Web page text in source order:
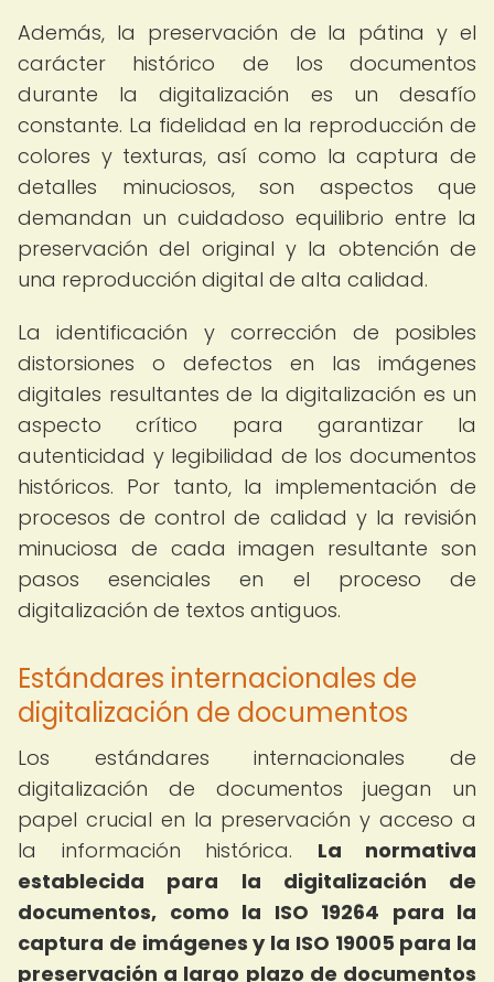
Además, la preservación de la pátina y el
carácter histórico de los documentos
durante la digitalización es un desafío
constante. La fidelidad en la reproducción de
colores y texturas, así como la captura de
detalles minuciosos, son aspectos que
demandan un cuidadoso equilibrio entre la
preservación del original y la obtención de
una reproducción digital de alta calidad.
La identificación y corrección de posibles
distorsiones o defectos en las imágenes
digitales resultantes de la digitalización es un
aspecto crítico para garantizar la
autenticidad y legibilidad de los documentos
históricos. Por tanto, la implementación de
procesos de control de calidad y la revisión
minuciosa de cada imagen resultante son
pasos esenciales en el proceso de
digitalización de textos antiguos.
Estándares internacionales de
digitalización de documentos
Los estándares internacionales de
digitalización de documentos juegan un
papel crucial en la preservación y acceso a
la información histórica. La normativa
establecida para la digitalización de
documentos, como la ISO 19264 para la
captura de imágenes y la ISO 19005 para la
preservación a largo plazo de documentos